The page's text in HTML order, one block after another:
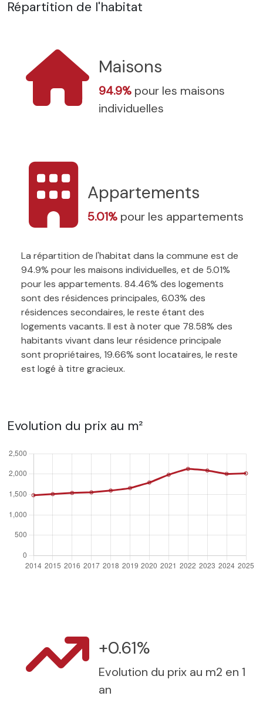
Répartition de l'habitat
Maisons
94.9% pour les maisons
individuelles
Appartements
5.01% pour les appartements
La répartition de l'habitat dans la commune est de
94.9% pour les maisons individuelles, et de 5.01%
pour les appartements. 84.46% des logements
sont des résidences principales, 6.03% des
résidences secondaires, le reste étant des
logements vacants. Il est à noter que 78.58% des
habitants vivant dans leur résidence principale
sont propriétaires, 19.66% sont locataires, le reste
est logé à titre gracieux.
Evolution du prix au m²
+0.61%
Evolution du prix au m2 en 1
an